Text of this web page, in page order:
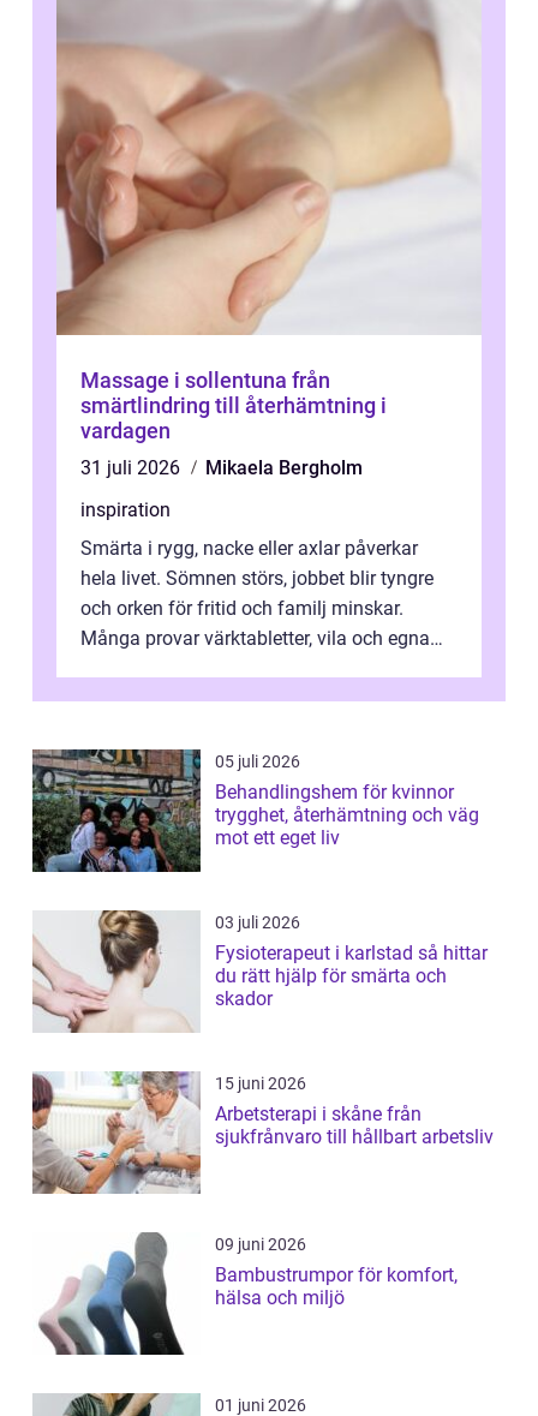
Massage i sollentuna från
smärtlindring till återhämtning i
vardagen
31 juli 2026
Mikaela Bergholm
inspiration
Smärta i rygg, nacke eller axlar påverkar
hela livet. Sömnen störs, jobbet blir tyngre
och orken för fritid och familj minskar.
Många provar värktabletter, vila och egna
05 juli 2026
Behandlingshem för kvinnor
trygghet, återhämtning och väg
mot ett eget liv
03 juli 2026
Fysioterapeut i karlstad så hittar
du rätt hjälp för smärta och
skador
15 juni 2026
Arbetsterapi i skåne från
sjukfrånvaro till hållbart arbetsliv
09 juni 2026
Bambustrumpor för komfort,
hälsa och miljö
01 juni 2026